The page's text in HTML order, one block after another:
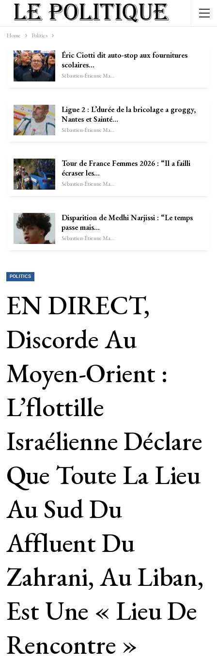
Home Politics
Éric Ciotti dit auto-stop aux fournitures
scolaires…
Sébastien-Étienne Marechal
Ligue 2 : L’durée de la bricolage a groggy,
Nantes et Sainté…
Sébastien-Étienne Marechal
Tour de France Femmes 2026 : “Il a failli
écraser les…
Sébastien-Étienne Marechal
Disparition de Medhi Narjissi : “Le temps
passe mais…
Sébastien-Étienne Marechal
POLITICS
EN DIRECT,
Discorde Au
Moyen-Orient :
L’flottille
Israélienne Déclare
Que Toute La Lieu
Au Sud Du
Affluent Du
Zahrani, Au Liban,
Est Une « Lieu De
Rencontre »